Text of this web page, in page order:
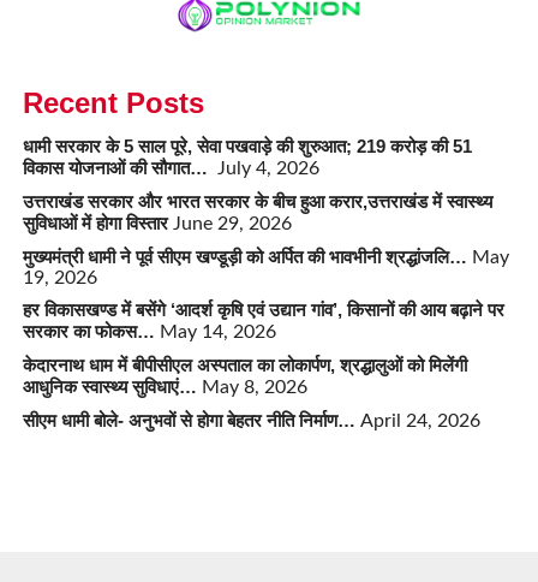
Recent Posts
धामी सरकार के 5 साल पूरे, सेवा पखवाड़े की शुरुआत; 219 करोड़ की 51
विकास योजनाओं की सौगात… July 4, 2026
उत्तराखंड सरकार और भारत सरकार के बीच हुआ करार,उत्तराखंड में स्वास्थ्य
सुविधाओं में होगा विस्तार June 29, 2026
मुख्यमंत्री धामी ने पूर्व सीएम खण्डूड़ी को अर्पित की भावभीनी श्रद्धांजलि… May
19, 2026
हर विकासखण्ड में बसेंगे ‘आदर्श कृषि एवं उद्यान गांव’, किसानों की आय बढ़ाने पर
सरकार का फोकस… May 14, 2026
केदारनाथ धाम में बीपीसीएल अस्पताल का लोकार्पण, श्रद्धालुओं को मिलेंगी
आधुनिक स्वास्थ्य सुविधाएं… May 8, 2026
सीएम धामी बोले- अनुभवों से होगा बेहतर नीति निर्माण… April 24, 2026